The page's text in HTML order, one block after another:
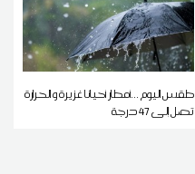
طقس اليوم ...أمطار أحيانا غزيرة و الحرارة
تصل إلى 47 درجة